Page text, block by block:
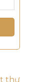
thự